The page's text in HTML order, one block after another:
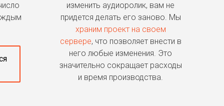
изменить аудиоролик, вам не
придется делать его заново. Мы
храним проект на своем
сервере, что позволяет внести в
него любые изменения. Это
значительно сокращает расходы
и время производства.